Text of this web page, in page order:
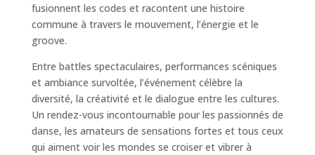
fusionnent les codes et racontent une histoire
commune à travers le mouvement, l’énergie et le
groove.
Entre battles spectaculaires, performances scéniques
et ambiance survoltée, l’événement célèbre la
diversité, la créativité et le dialogue entre les cultures.
Un rendez-vous incontournable pour les passionnés de
danse, les amateurs de sensations fortes et tous ceux
qui aiment voir les mondes se croiser et vibrer à